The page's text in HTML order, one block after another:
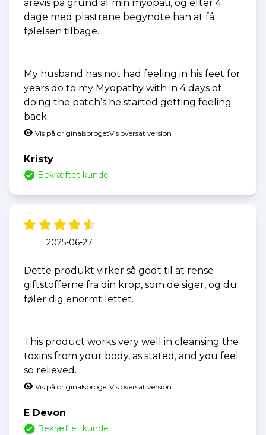
årevis på grund af min myopati, og efter 4
dage med plastrene begyndte han at få
følelsen tilbage.
My husband has not had feeling in his feet for
years do to my Myopathy with in 4 days of
doing the patch’s he started getting feeling
back.
Vis på originalsprogetVis oversat version
Kristy
Bekræftet kunde
2025-06-27
Dette produkt virker så godt til at rense
giftstofferne fra din krop, som de siger, og du
føler dig enormt lettet.
This product works very well in cleansing the
toxins from your body, as stated, and you feel
so relieved.
Vis på originalsprogetVis oversat version
E Devon
Bekræftet kunde